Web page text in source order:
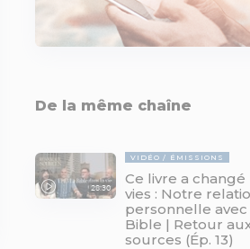
De la même chaîne
28:30
VIDÉO ÉMISSIONS
Ce livre a changé
vies : Notre
personnelle avec
Bible | Retour
sources (Ép. 13)